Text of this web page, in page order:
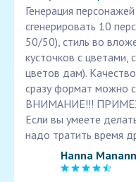
Генерация
сгенерировать 10
50/50), стиль во
кусточков с цветами,
цветов дам).
сразу формат можно
ВНИМАНИЕ!!! ПРИМЕЗ
Если вы умеете
надо тратить время
Hanna